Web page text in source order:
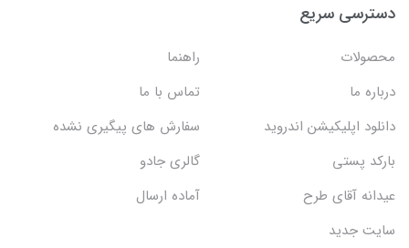
دسترسی سریع
محصولات
راهنما
درباره ما
تماس با ما
دانلود اپلیکیشن اندروید
سفارش های پیگیری نشده
بارکد پستی
گالری جادو
عیدانه آقای طرح
آماده ارسال
سایت جدید